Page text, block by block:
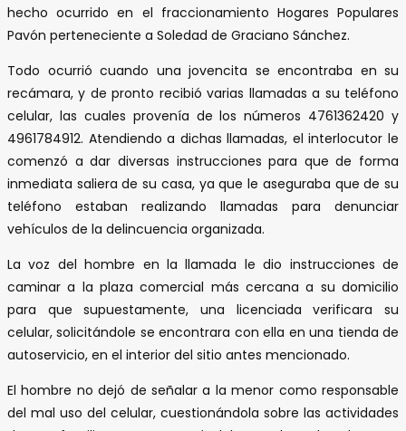
hecho ocurrido en el fraccionamiento Hogares Populares
Pavón perteneciente a Soledad de Graciano Sánchez.
Todo ocurrió cuando una jovencita se encontraba en su
recámara, y de pronto recibió varias llamadas a su teléfono
celular, las cuales provenía de los números 4761362420 y
4961784912. Atendiendo a dichas llamadas, el interlocutor le
comenzó a dar diversas instrucciones para que de forma
inmediata saliera de su casa, ya que le aseguraba que de su
teléfono estaban realizando llamadas para denunciar
vehículos de la delincuencia organizada.
La voz del hombre en la llamada le dio instrucciones de
caminar a la plaza comercial más cercana a su domicilio
para que supuestamente, una licenciada verificara su
celular, solicitándole se encontrara con ella en una tienda de
autoservicio, en el interior del sitio antes mencionado.
El hombre no dejó de señalar a la menor como responsable
del mal uso del celular, cuestionándola sobre las actividades